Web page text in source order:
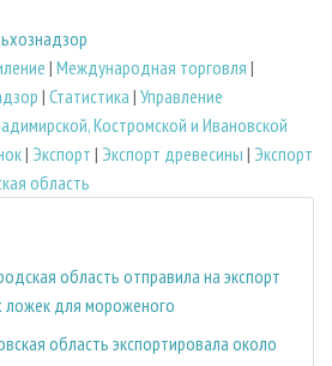
| Международная торговля |
| Статистика | Управление
Костромской и Ивановской
| Экспорт | Экспорт древесины | Экспорт
область
область отправила на экспорт
ложек для мороженого
область экспортировала около